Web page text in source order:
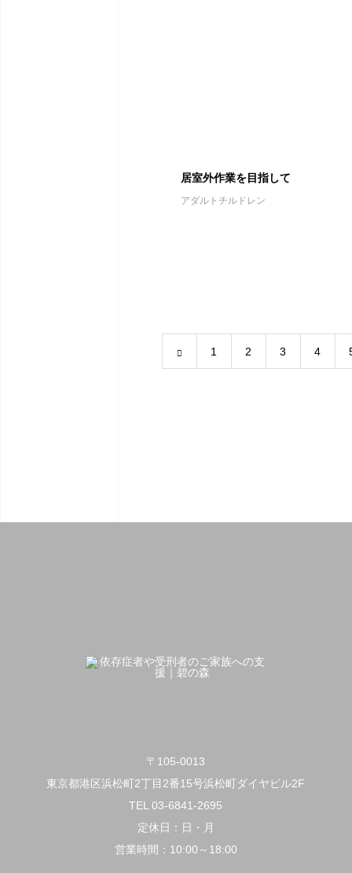
居室外作業を目指して
アダルトチルドレン
1 2 3 4
〒105-0013
東京都港区浜松町2丁目2番15号浜松町ダイヤビル2F
TEL 03-6841-2695
定休日：日・月
営業時間：10:00～18:00